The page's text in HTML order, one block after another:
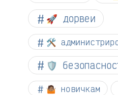
🚀 дорвеи
🛠️
🛡️
🤷🏽 новичкам